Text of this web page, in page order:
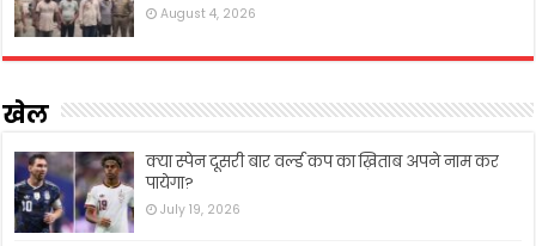
August 4, 2026
खेल
क्या स्पेन दूसरी बार वर्ल्ड कप का ख़िताब अपने नाम कर
पायेगा?
July 19, 2026